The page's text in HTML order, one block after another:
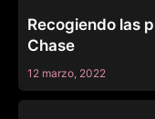
Recogiendo las
Chase
12 marzo, 2022